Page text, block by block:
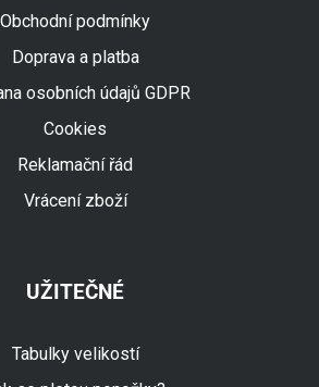
Obchodní podmínky
Doprava a platba
osobních údajů GDPR
Cookies
Reklamační řád
Vrácení zboží
UŽITEČNÉ
Tabulky velikostí